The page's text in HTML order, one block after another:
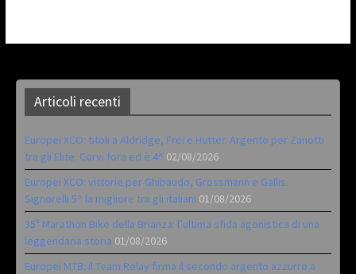
Articoli recenti
Europei XCO: titoli a Aldridge, Frei e Hutter. Argento per Zanotti
tra gli Elite. Corvi fora ed è 4^ 02/08/2026
Europei XCO: vittorie per Ghibaudo, Grossmann e Gallis.
Signorelli 5^ la migliore tra gli italiani 01/08/2026
35ª Marathon Bike della Brianza: l’ultima sfida agonistica di una
leggendaria storia 01/08/2026
Europei MTB: il Team Relay firma il secondo argento azzurro a